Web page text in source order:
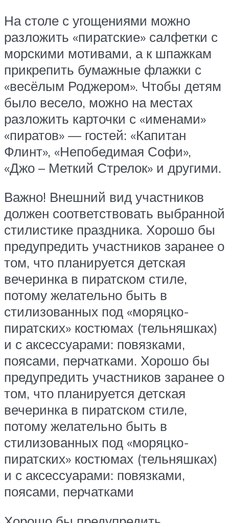
На столе с угощениями можно
разложить «пиратские» салфетки с
морскими мотивами, а к шпажкам
прикрепить бумажные флажки с
«весёлым Роджером». Чтобы детям
было весело, можно на местах
разложить карточки с «именами»
«пиратов» — гостей: «Капитан
Флинт», «Непобедимая Софи»,
«Джо – Меткий Стрелок» и другими.
Важно! Внешний вид участников
должен соответствовать выбранной
стилистике праздника. Хорошо бы
предупредить участников заранее о
том, что планируется детская
вечеринка в пиратском стиле,
потому желательно быть в
стилизованных под «моряцко-
пиратских» костюмах (тельняшках)
и с аксессуарами: повязками,
поясами, перчатками. Хорошо бы
предупредить участников заранее о
том, что планируется детская
вечеринка в пиратском стиле,
потому желательно быть в
стилизованных под «моряцко-
пиратских» костюмах (тельняшках)
и с аксессуарами: повязками,
поясами, перчатками